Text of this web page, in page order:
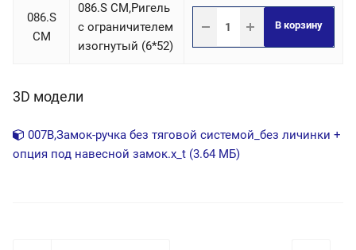
086.S
СM
086.S СM,Ригель
c ограничителем
изогнутый (6*52)
В корзину
3D модели
007B,Замок-ручка без тяговой системой_без личинки +
опция под навесной замок.x_t (3.64 МБ)